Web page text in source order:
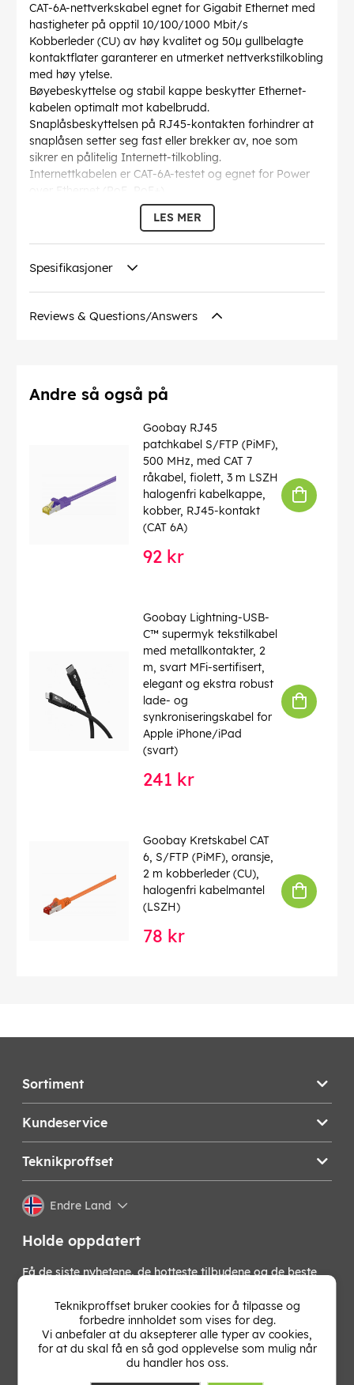
CAT-6A-nettverkskabel egnet for Gigabit Ethernet med
hastigheter på opptil 10/100/1000 Mbit/s
Kobberleder (CU) av høy kvalitet og 50µ gullbelagte
kontaktflater garanterer en utmerket nettverkstilkobling
med høy ytelse.
Bøyebeskyttelse og stabil kappe beskytter Ethernet-
kabelen optimalt mot kabelbrudd.
Snaplåsbeskyttelsen på RJ45-kontakten forhindrer at
snaplåsen setter seg fast eller brekker av, noe som
sikrer en pålitelig Internett-tilkobling.
Internettkabelen er CAT-6A-testet og egnet for Power
over Ethernet (PoE, PoE+).
CAT-kabelens lengdespesifikasjon er merket på den
overstøpte, smale bøyebeskyttelseshylsen.
AWG: 26/7 (fåtrådet)
Spesifikasjon: CAT 6A
Diameter på kabelkappe: 5 mm
Kontakt: EIA/TIA-568 B
maks. båndbredde: 500 MHz
Bøyebeskyttelse: Tosidig
: Rund kabel
Kabelkappemateriale: LSZH
Materiale innvendig leder: CU (kobber)
LSZH-kompatibel
Denne teksten er automatisk oversatt, og det kan
forekomme feil.
4040849554063
LES MER
Spesifikasjoner
Reviews & Questions/Answers
Andre så også på
Goobay RJ45
patchkabel S/FTP (PiMF),
500 MHz, med CAT 7
råkabel, fiolett, 3 m LSZH
halogenfri kabelkappe,
kobber, RJ45-kontakt
(CAT 6A)
92 kr
Goobay Lightning-USB-
C™ supermyk tekstilkabel
med metallkontakter, 2
m, svart MFi-sertifisert,
elegant og ekstra robust
lade- og
synkroniseringskabel for
Apple iPhone/iPad
(svart)
241 kr
Goobay Kretskabel CAT
6, S/FTP (PiMF), oransje,
2 m kobberleder (CU),
halogenfri kabelmantel
(LSZH)
78 kr
Sortiment
Kundeservice
Teknikproffset
Endre Land
Holde oppdatert
Få de siste nyhetene, de hotteste tilbudene og de beste
nyhetsbrev!
OK
Teknikproffset bruker cookies for å tilpasse og
forbedre innholdet som vises for deg.
Vi anbefaler at du aksepterer alle typer av cookies,
for at du skal få en så god opplevelse som mulig når
du handler hos oss.